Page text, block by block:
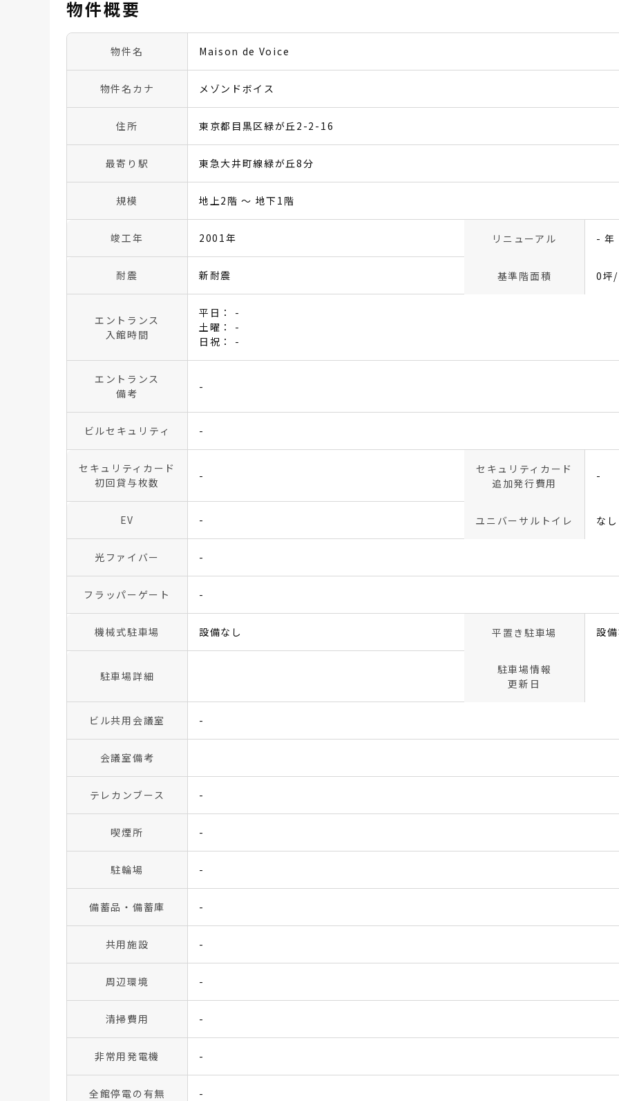
物件概要
物件名 Maison de Voice
物件名カナ メゾンドボイス
住所 東京都目黒区緑が丘2-2-16
最寄り駅 東急大井町線緑が丘8分
規模 地上2階 〜 地下1階
竣工年 2001年 リニューアル - 年
耐震 新耐震 基準階面積 0坪
エントランス
入館時間
平日： -
土曜： -
日祝： -
エントランス
備考
-
ビルセキュリティ -
セキュリティカード
初回貸与枚数
-
セキュリティカード
追加発行費用
-
EV - ユニバーサルトイレ なし
光ファイバー -
フラッパーゲート -
機械式駐車場 設備なし 平置き駐車場 設
駐車場詳細
駐車場情報
更新日
ビル共用会議室 -
会議室備考
テレカンブース -
喫煙所 -
駐輪場 -
備蓄品・備蓄庫 -
共用施設 -
周辺環境 -
清掃費用 -
非常用発電機 -
全館停電の有無 -